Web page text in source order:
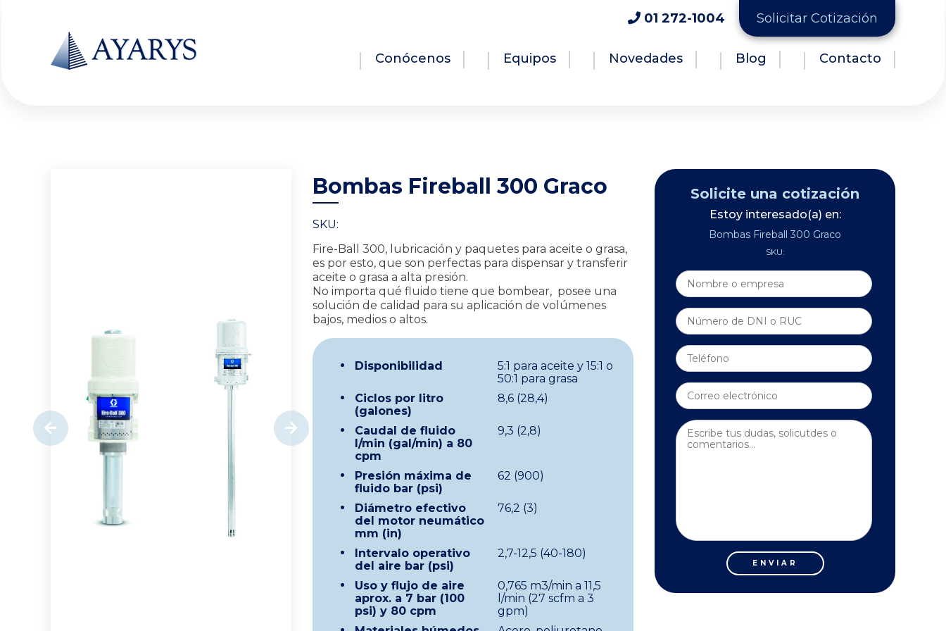
01 272-1004 Solicitar Cotización
Conócenos Equipos Novedades Blog Contacto
Bombas Fireball 300 Graco
SKU:
Fire-Ball 300, lubricación y paquetes para aceite o grasa,
es por esto, que son perfectas para dispensar y transferir
aceite o grasa a alta presión.
No importa qué fluido tiene que bombear, posee una
solución de calidad para su aplicación de volúmenes
bajos, medios o altos.
Disponibilidad
5:1 para aceite y 15:1 o
50:1 para grasa
Ciclos por litro
(galones)
8,6 (28,4)
Caudal de fluido
l/min (gal/min) a 80
cpm
9,3 (2,8)
Presión máxima de
fluido bar (psi)
62 (900)
Diámetro efectivo
del motor neumático
mm (in)
76,2 (3)
Intervalo operativo
del aire bar (psi)
2,7-12,5 (40-180)
Uso y flujo de aire
aprox. a 7 bar (100
psi) y 80 cpm
0,765 m3/min a 11,5
l/min (27 scfm a 3
gpm)
Solicite una cotización
Estoy interesado(a) en:
Bombas Fireball 300 Graco
SKU:
ENVIAR